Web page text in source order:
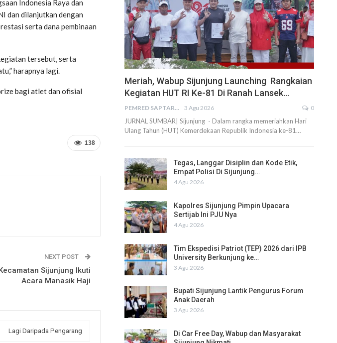
Indonesia Raya dan
dan dilanjutkan dengan
serta dana pembinaan
tersebut, serta
harapnya lagi.
bagi atlet dan ofisial
138
NEXT POST
Sijunjung Ikuti
Acara Manasik Haji
Lagi Daripada Pengarang
Meriah, Wabup Sijunjung Launching Rangkaian
Kegiatan HUT RI Ke-81 Di Ranah Lansek…
PEMRED SAPTARIUS 3 Agu 2026 0
JURNAL SUMBAR| Sijunjung - Dalam rangka memeriahkan Hari
Ulang Tahun (HUT) Kemerdekaan Republik Indonesia ke-81…
Tegas, Langgar Disiplin dan Kode Etik,
Empat Polisi Di Sijunjung…
4 Agu 2026
Kapolres Sijunjung Pimpin Upacara
Sertijab Ini PJU Nya
4 Agu 2026
Tim Ekspedisi Patriot (TEP) 2026 dari IPB
University Berkunjung ke…
3 Agu 2026
Bupati Sijunjung Lantik Pengurus Forum
Anak Daerah
3 Agu 2026
Di Car Free Day, Wabup dan Masyarakat